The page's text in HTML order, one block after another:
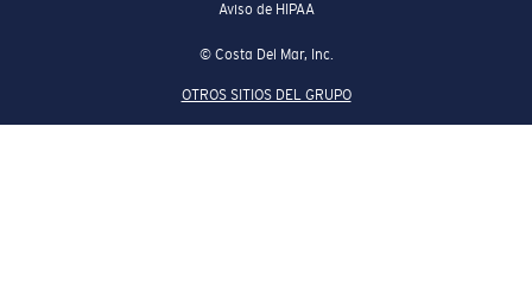
Aviso de HIPAA
© Costa Del Mar, Inc.
OTROS SITIOS DEL GRUPO